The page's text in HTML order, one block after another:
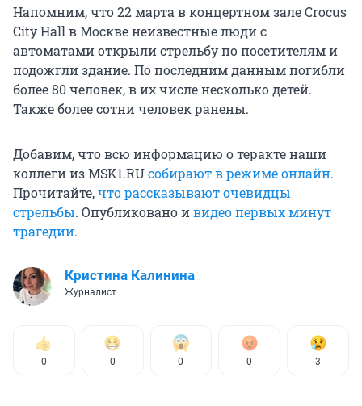
Напомним, что 22 марта в концертном зале Crocus
City Hall в Москве неизвестные люди с
автоматами открыли стрельбу по посетителям и
подожгли здание. По последним данным погибли
более 80 человек, в их числе несколько детей.
Также более сотни человек ранены.
Добавим, что всю информацию о теракте наши
коллеги из MSK1.RUсобирают в режиме онлайн.
Прочитайте,что рассказывают очевидцы
стрельбы. Опубликовано ивидео первых минут
трагедии.
Кристина Калинина
Журналист
0 0 0 0 3